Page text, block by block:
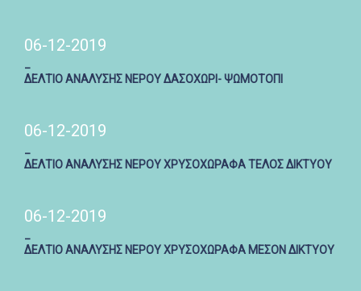
06-12-2019
ΔΕΛΤΙΟ ΑΝΑΛΥΣΗΣ ΝΕΡΟΥ ΔΑΣΟΧΩΡΙ- ΨΩΜΟΤΟΠΙ
06-12-2019
ΔΕΛΤΙΟ ΑΝΑΛΥΣΗΣ ΝΕΡΟΥ ΧΡΥΣΟΧΩΡΑΦΑ ΤΕΛΟΣ ΔΙΚΤΥΟΥ
06-12-2019
ΔΕΛΤΙΟ ΑΝΑΛΥΣΗΣ ΝΕΡΟΥ ΧΡΥΣΟΧΩΡΑΦΑ ΜΕΣΟΝ ΔΙΚΤΥΟΥ